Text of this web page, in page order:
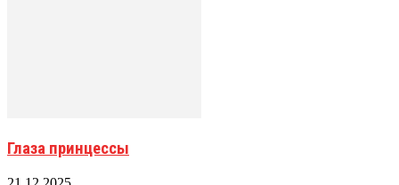
Глаза принцессы